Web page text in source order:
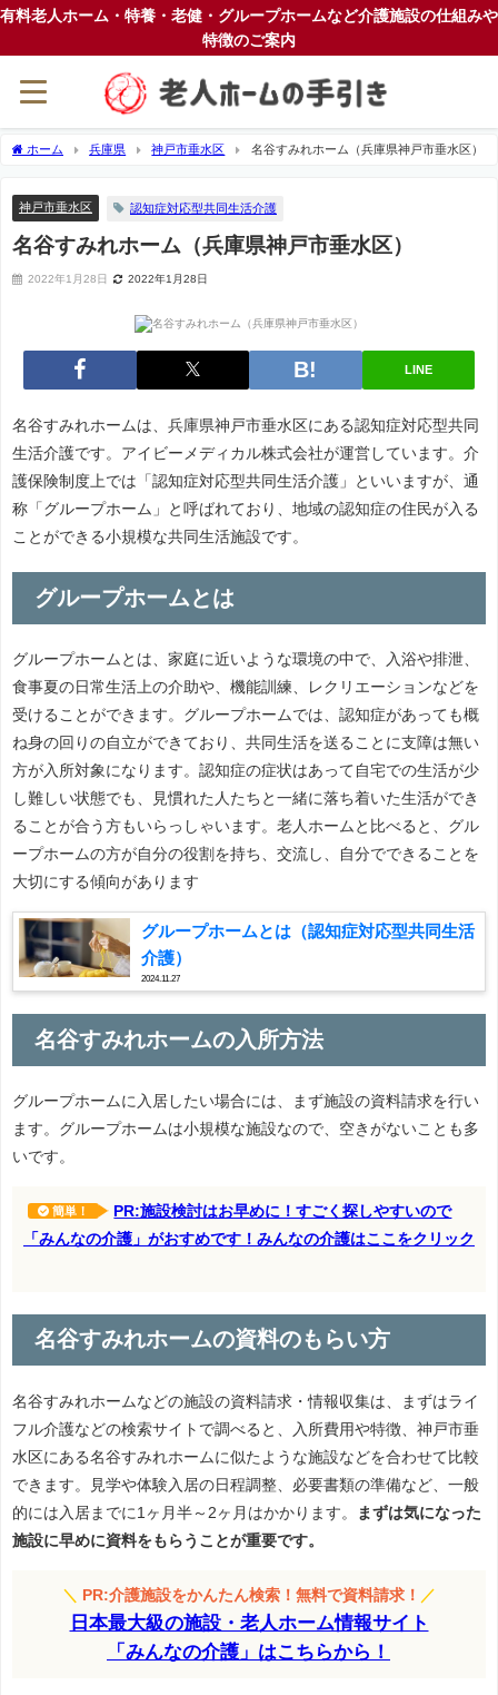
有料老人ホーム・特養・老健・グループホームなど介護施設の仕組みや
特徴のご案内
ホーム 兵庫県 神戸市垂水区 名谷すみれホーム（兵庫県神戸市垂水区）
神戸市垂水区 認知症対応型共同生活介護
名谷すみれホーム（兵庫県神戸市垂水区）
2022年1月28日 2022年1月28日
LINE
名谷すみれホームは、兵庫県神戸市垂水区にある認知症対応型共同
生活介護です。アイビーメディカル株式会社が運営しています。介
護保険制度上では「認知症対応型共同生活介護」といいますが、通
称「グループホーム」と呼ばれており、地域の認知症の住民が入る
ことができる小規模な共同生活施設です。
グループホームとは
グループホームとは、家庭に近いような環境の中で、入浴や排泄、
食事夏の日常生活上の介助や、機能訓練、レクリエーションなどを
受けることができます。グループホームでは、認知症があっても概
ね身の回りの自立ができており、共同生活を送ることに支障は無い
方が入所対象になります。認知症の症状はあって自宅での生活が少
し難しい状態でも、見慣れた人たちと一緒に落ち着いた生活ができ
ることが合う方もいらっしゃいます。老人ホームと比べると、グル
ープホームの方が自分の役割を持ち、交流し、自分でできることを
大切にする傾向があります
グループホームとは（認知症対応型共同生活
介護）
2024.11.27
名谷すみれホームの入所方法
グループホームに入居したい場合には、まず施設の資料請求を行い
ます。グループホームは小規模な施設なので、空きがないことも多
いです。
簡単！
PR:施設検討はお早めに！すごく探しやすいので
「みんなの介護」がおすめです！みんなの介護はここをクリック
名谷すみれホームの資料のもらい方
名谷すみれホームなどの施設の資料請求・情報収集は、まずはライ
フル介護などの検索サイトで調べると、入所費用や特徴、神戸市垂
水区にある名谷すみれホームに似たような施設などを合わせて比較
できます。見学や体験入居の日程調整、必要書類の準備など、一般
的には入居までに1ヶ月半～2ヶ月はかかります。
まずは気になった
施設に早めに資料をもらうことが重要です。
＼ PR:介護施設をかんたん検索！無料で資料請求！ ／
日本最大級の施設・老人ホーム情報サイト
「みんなの介護」はこちらから！